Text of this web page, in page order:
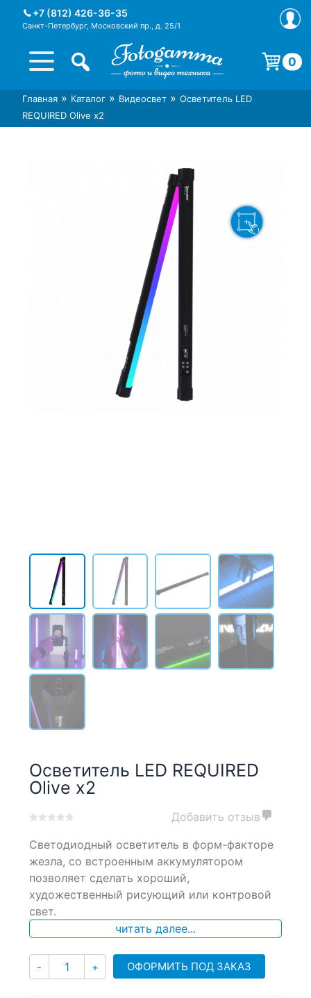
+7 (812) 426-36-35
Санкт-Петербург, Московский пр., д. 25/1
Интернет-магазин фототехники
Магазин фотоаксессуаров foto-
0
Корзина пуста.
Главная » Каталог » Видеосвет » Осветитель LED
REQUIRED Olive x2
Осветитель LED REQUIRED
Olive x2
out
on
customer
ratings
Добавить отзыв
Светодиодный осветитель в форм-факторе
жезла, со встроенным аккумулятором
позволяет сделать хороший,
художественный рисующий или контровой
свет.
читать далее...
- Количество
+ ОФОРМИТЬ ПОД ЗАКАЗ